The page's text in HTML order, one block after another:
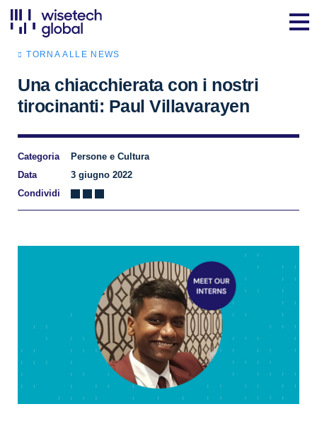
TORNA ALLE NEWS
Una chiacchierata con i nostri
tirocinanti: Paul Villavarayen
Categoria
Persone e Cultura
Data
3 giugno 2022
Condividi